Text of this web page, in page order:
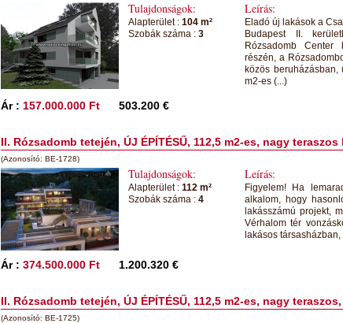
Tulajdonságok:
Alapterület : 104 m²
Szobák száma : 3
Leírás:
Eladó új lakások a
Budapest II.
Rózsadomb
részén, a
közös
m2-es (...)
Ár : 157.000.000 Ft 503.200 €
II. Rózsadomb tetején, ÚJ ÉPÍTÉSŰ, 112,5 m2-es, nagy
(Azonosító: BE-1728)
Tulajdonságok:
Alapterület : 112 m²
Szobák száma : 4
Leírás:
Figyelem! Ha
alkalom, hogy
lakásszámú projekt,
Vérhalom tér
lakásos
Ár : 374.500.000 Ft 1.200.320 €
II. Rózsadomb tetején, ÚJ ÉPÍTÉSŰ, 112,5 m2-es, nagy
(Azonosító: BE-1725)